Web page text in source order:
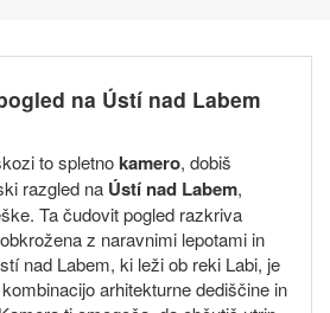
na Ústí nad Labem
to spletnokamero, dobiš
razgled na Ústí nad Labem,
Ta čudovit pogled razkriva
z naravnimi lepotami in
nad Labem, ki leži ob reki Labi, je
arhitekturne dediščine in